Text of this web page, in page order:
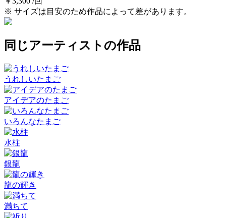
※ サイズは目安のため作品によって差があります。
同じアーティストの作品
うれしいたまご
アイデアのたまご
いろんなたまご
水柱
銀龍
龍の輝き
満ちて